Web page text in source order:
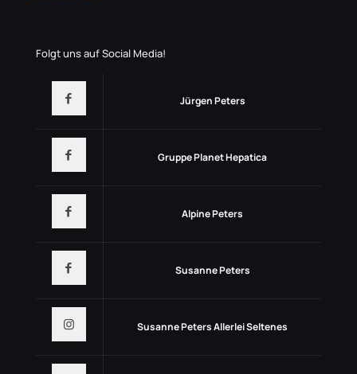
Folgt uns auf Social Media!
Jürgen Peters
Gruppe Planet Hepatica
Alpine Peters
Susanne Peters
Susanne Peters Allerlei Seltenes